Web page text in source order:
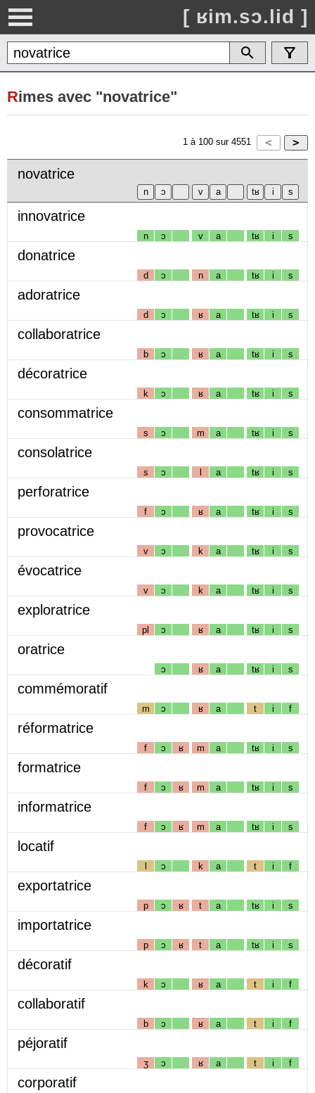
[ ʁim.sɔ.lid ]
Rimes avec "novatrice"
1 à 100 sur 4551
novatrice
innovatrice
n ɔ v a tʁ i s
donatrice
d ɔ n a tʁ i s
adoratrice
d ɔ ʁ a tʁ i s
collaboratrice
b ɔ ʁ a tʁ i s
décoratrice
k ɔ ʁ a tʁ i s
consommatrice
s ɔ m a tʁ i s
consolatrice
s ɔ l a tʁ i s
perforatrice
f ɔ ʁ a tʁ i s
provocatrice
v ɔ k a tʁ i s
évocatrice
v ɔ k a tʁ i s
exploratrice
pl ɔ ʁ a tʁ i s
oratrice
ɔ ʁ a tʁ i s
commémoratif
m ɔ ʁ a t i f
réformatrice
f ɔ ʁ m a tʁ i s
formatrice
f ɔ ʁ m a tʁ i s
informatrice
f ɔ ʁ m a tʁ i s
locatif
l ɔ k a t i f
exportatrice
p ɔ ʁ t a tʁ i s
importatrice
p ɔ ʁ t a tʁ i s
décoratif
k ɔ ʁ a t i f
collaboratif
b ɔ ʁ a t i f
péjoratif
ʒ ɔ ʁ a t i f
corporatif